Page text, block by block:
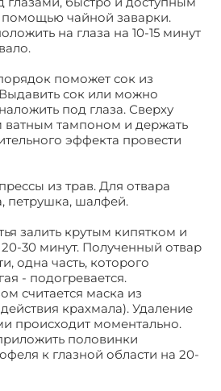
чайной заварки.
на глаза на 10-15 минут
поможет сок из
сок или можно
под глаза. Сверху
тампоном и держать
эффекта провести
из трав. Для отвара
петрушка, шалфей.
залить крутым кипятком и
20-30 минут. Полученный отвар
одна часть, которого
- подогревается.
считается маска из
крахмала). Удаление
происходит моментально.
половинки
к глазной области на 20-